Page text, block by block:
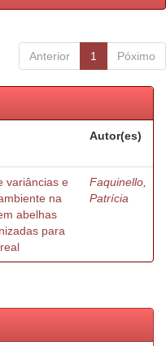
Anterior 1 Póximo
Autor(es)
variâncias e
na
abelhas
para
Faquinello,
Patrícia